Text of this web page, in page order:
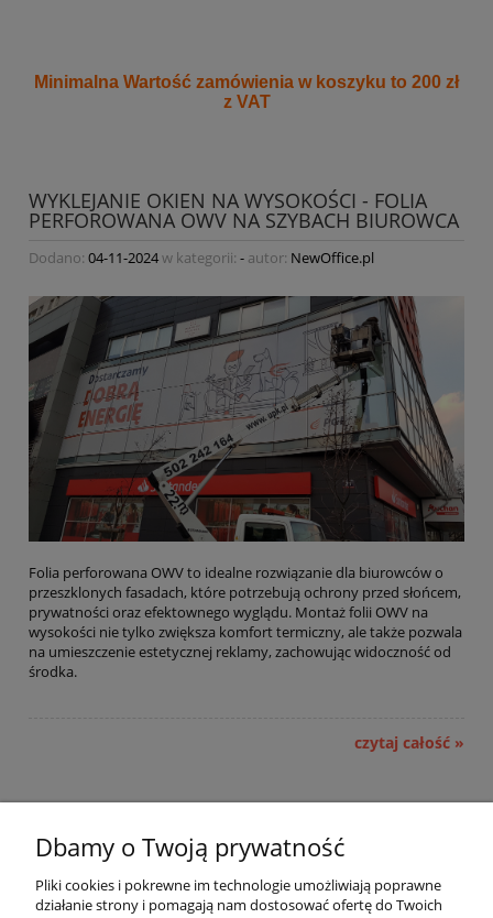
Minimalna Wartość zamówienia w koszyku to 200 zł
z VAT
WYKLEJANIE OKIEN NA WYSOKOŚCI - FOLIA
PERFOROWANA OWV NA SZYBACH BIUROWCA
Dodano: 04-11-2024w kategorii: - autor: NewOffice.pl
Folia perforowana OWV to idealne rozwiązanie dla biurowców o
przeszklonych fasadach, które potrzebują ochrony przed słońcem,
prywatności oraz efektownego wyglądu. Montaż folii OWV na
wysokości nie tylko zwiększa komfort termiczny, ale także pozwala
na umieszczenie estetycznej reklamy, zachowując widoczność od
środka.
czytaj całość »
Pomoc
Dbamy o Twoją prywatność
Pliki cookies i pokrewne im technologie umożliwiają poprawne
działanie strony i pomagają nam dostosować ofertę do Twoich